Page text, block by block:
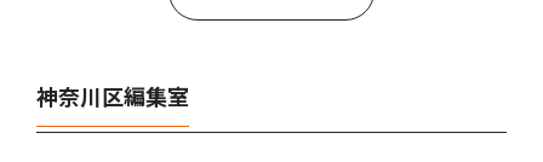
神奈川区編集室